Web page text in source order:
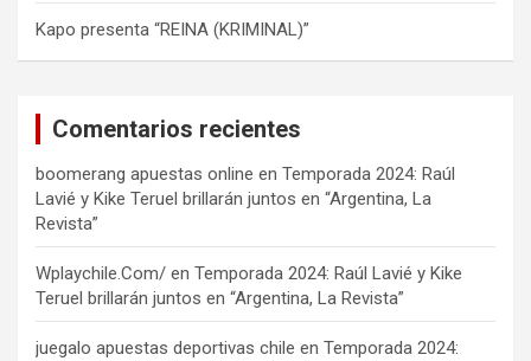
Kapo presenta “REINA (KRIMINAL)”
Comentarios recientes
boomerang apuestas online en Temporada 2024: Raúl
Lavié y Kike Teruel brillarán juntos en “Argentina, La
Revista”
Wplaychile.Com/ en Temporada 2024: Raúl Lavié y Kike
Teruel brillarán juntos en “Argentina, La Revista”
juegalo apuestas deportivas chile en Temporada 2024: